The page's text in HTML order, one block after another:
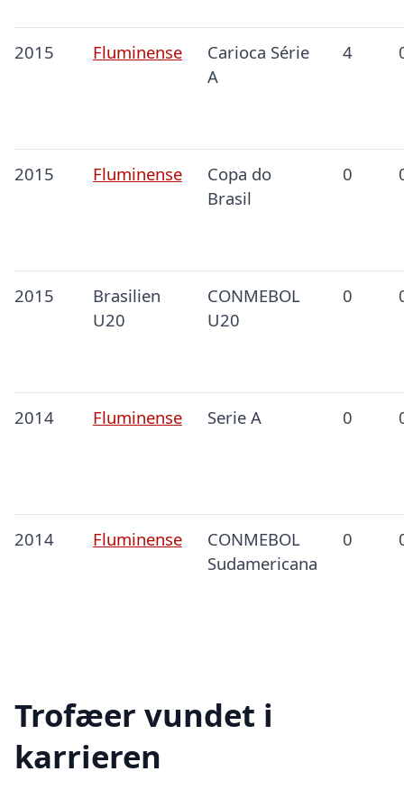
2015 Fluminense
Carioca Série
A
4
2015 Fluminense
Copa do
Brasil
0
2015
Brasilien
U20
CONMEBOL
U20
0
2014 Fluminense Serie A 0
2014 Fluminense
CONMEBOL
Sudamericana
0
Trofæer vundet i
karrieren